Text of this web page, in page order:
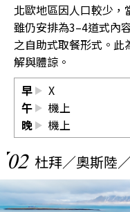
北歐地區因人口較少
雖仍安排為3–4道式內
之自助式取餐形式。
解與體諒。
早
X
午
機上
晚
機上
02 杜拜／奧斯陸